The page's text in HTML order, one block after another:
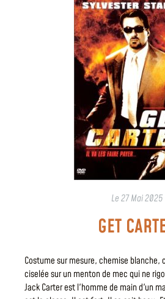
Le27 Mai 2025
GET
Costume sur mesure, chemise
ciselée sur un menton de mec qui ne
Jack Carter est l'homme de main d'un